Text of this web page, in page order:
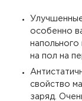
особенно
на пол на
свойство
заряд.